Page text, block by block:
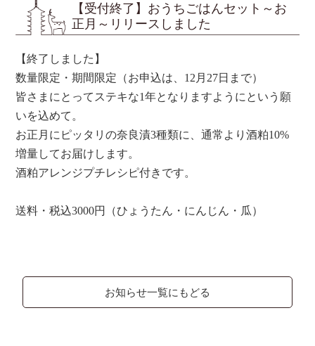
【受付終了】おうちごはんセット～お
正月～リリースしました
【終了しました】
数量限定・期間限定（お申込は、12月27日まで）
皆さまにとってステキな1年となりますようにという願
いを込めて。
お正月にピッタリの奈良漬3種類に、通常より酒粕10%
増量してお届けします。
酒粕アレンジプチレシピ付きです。
送料・税込3000円（ひょうたん・にんじん・瓜）
お知らせ一覧にもどる